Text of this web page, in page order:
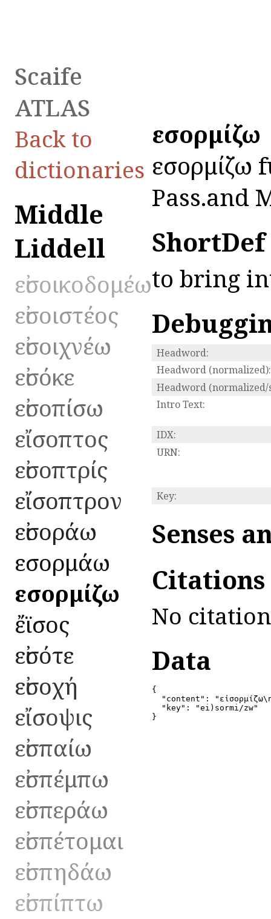
Scaife
ATLAS
Back to
dictionaries
Middle
Liddell
εἰσοικοδομέω
εἰσοιστέος
εἰσοιχνέω
εἰσόκε
εἰσοπίσω
εἴσοπτος
εἰσοπτρίς
εἴσοπτρον
εἰσοράω
εἰσορμάω
εἰσορμίζω
ἔϊσος
εἰσότε
εἰσοχή
εἴσοψις
εἰσπαίω
εἰσπέμπω
εἰσπεράω
εἰσπέτομαι
εἰσπηδάω
εἰσπίπτω
εἰσορμίζω
Pass.and
ShortDef
to bring
Headword:
Headword (normalized):
Headword
Intro Text:
IDX:
URN:
Key:
Senses
No
Data
{
"content":
  "key": "ei)sormi/zw"
}